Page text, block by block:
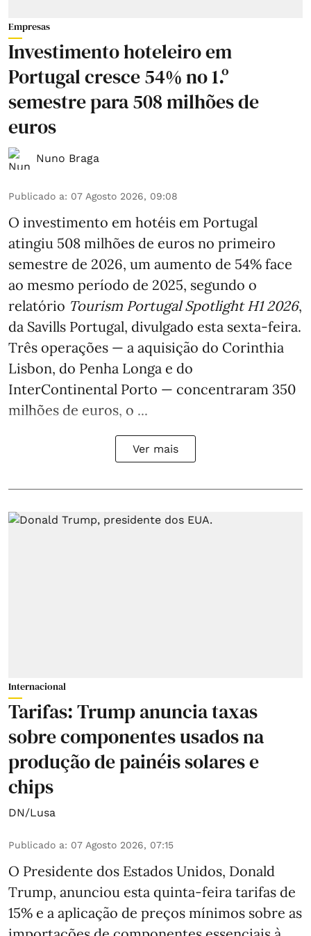
Empresas
Investimento hoteleiro em
Portugal cresce 54% no 1.º
semestre para 508 milhões de
euros
Nuno Braga
Publicado a: 07 Agosto 2026, 09:08
O investimento em hotéis em Portugal
atingiu 508 milhões de euros no primeiro
semestre de 2026, um aumento de 54% face
ao mesmo período de 2025, segundo o
relatório Tourism Portugal Spotlight H1 2026,
da Savills Portugal, divulgado esta sexta-feira.
Três operações — a aquisição do Corinthia
Lisbon, do Penha Longa e do
InterContinental Porto — concentraram 350
milhões de euros, o ...
Ver mais
Internacional
Tarifas: Trump anuncia taxas
sobre componentes usados na
produção de painéis solares e
chips
DN/Lusa
Publicado a: 07 Agosto 2026, 07:15
O Presidente dos Estados Unidos, Donald
Trump, anunciou esta quinta-feira tarifas de
15% e a aplicação de preços mínimos sobre as